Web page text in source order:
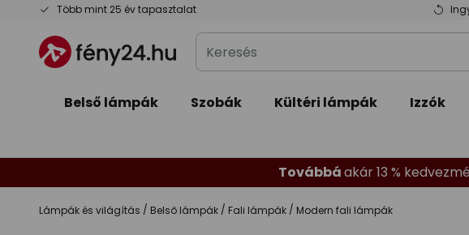
Több mint 25 év tapasztalat
Ugrás
tartalomhoz
Keresés
Belső lámpák Szobák Kültéri lámpák Izzók
Továbbáakár 13 %
Lámpák és világítás Belső lámpák Fali lámpák Modern fali lámpák